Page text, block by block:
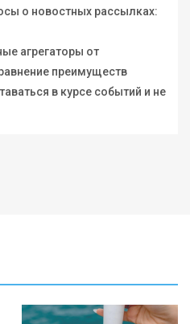
о новостных рассылках:
агрегаторы от
преимуществ
в курсе событий и не